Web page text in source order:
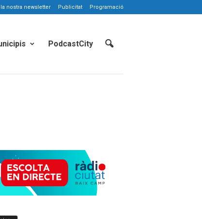
nostra newsletter Publicitat Programació
PodcastCity